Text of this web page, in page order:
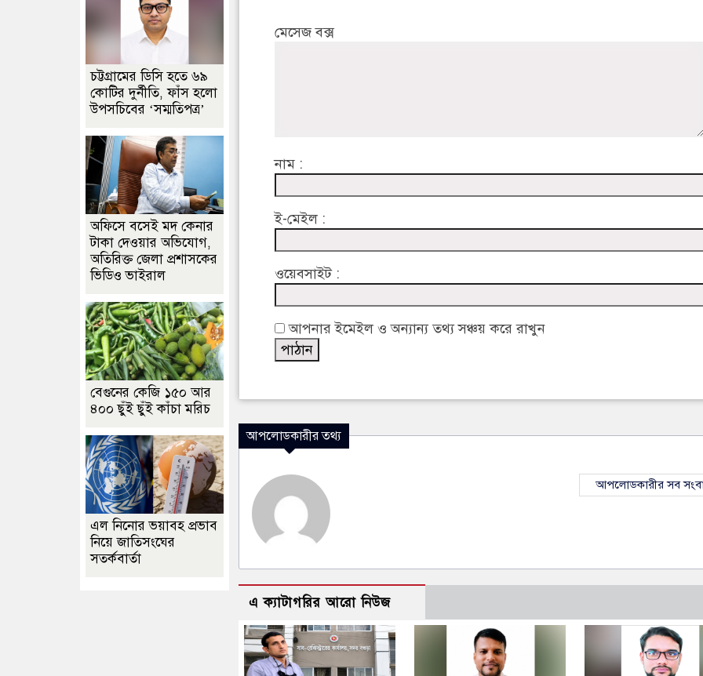
মেসেজ বক্স
নাম :
ই-মেইল :
ওয়েবসাইট :
আপনার ইমেইল ও অন্যান্য তথ্য সঞ্চয় করে রাখুন
আপলোডকারীর তথ্য
আপলোডকারীর সব
এ ক্যাটাগরির আরো নিউজ
চট্টগ্রামের ডিসি হতে ৬৯
কোটির দুর্নীতি, ফাঁস হলো
উপসচিবের ‘সম্মতিপত্র’
অফিসে বসেই মদ কেনার
টাকা দেওয়ার অভিযোগ,
অতিরিক্ত জেলা প্রশাসকের
ভিডিও ভাইরাল
বেগুনের কেজি ১৫০ আর
৪০০ ছুঁই ছুঁই কাঁচা মরিচ
এল নিনোর ভয়াবহ প্রভাব
নিয়ে জাতিসংঘের
সতর্কবার্তা